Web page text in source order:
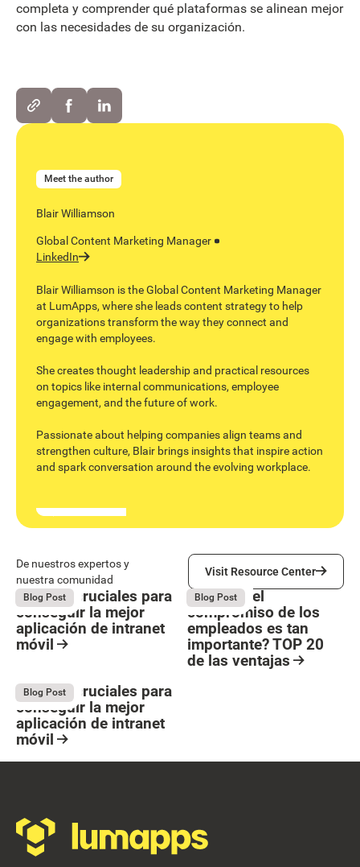
completa y comprender qué plataformas se alinean mejor
con las necesidades de su organización.
Meet the author
Blair Williamson
Global Content Marketing Manager
LinkedIn
Blair Williamson is the Global Content Marketing Manager
at LumApps, where she leads content strategy to help
organizations transform the way they connect and
engage with employees.
She creates thought leadership and practical resources
on topics like internal communications, employee
engagement, and the future of work.
Passionate about helping companies align teams and
strengthen culture, Blair brings insights that inspire action
and spark conversation around the evolving workplace.
De nuestros expertos y
nuestra comunidad
Visit Resource Center
Visit Resource Center
May 27, 2026
Blog Post
5 pasos cruciales para
conseguir la mejor
aplicación de intranet
móvil
May 27, 2026
Blog Post
¿Por qué el
compromiso de los
empleados es tan
importante? TOP 20
de las ventajas
May 27, 2026
Blog Post
5 pasos cruciales para
conseguir la mejor
aplicación de intranet
móvil